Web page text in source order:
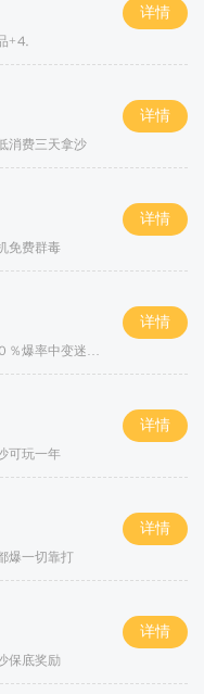
+⒋
详情
消费三天拿沙
详情
免费群毒
详情
率中变迷失单职
详情
可玩一年
详情
爆一切靠打
详情
保底奖励
详情